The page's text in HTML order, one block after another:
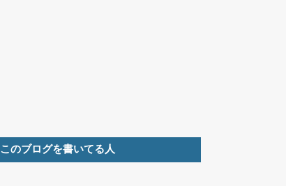
このブログを書いてる人